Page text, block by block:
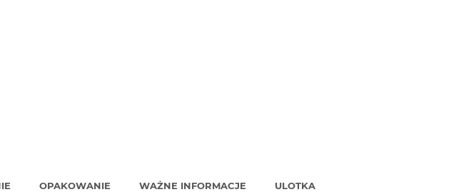
OPAKOWANIE WAŻNE INFORMACJE ULOTKA